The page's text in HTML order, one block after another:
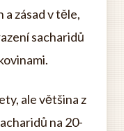
zásad v těle,
sacharidů
ale většina z
na 20-